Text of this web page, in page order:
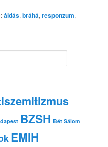
áldás,bráhá,responzum,
BZSH Bét Sálom
EMIH